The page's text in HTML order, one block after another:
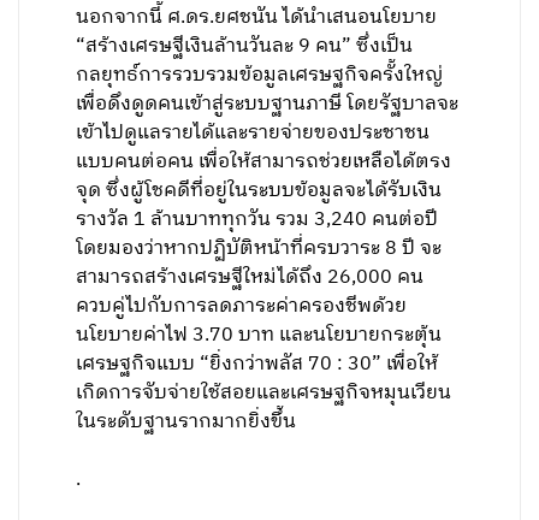
นอกจากนี้ ศ.ดร.ยศชนัน ได้นำเสนอนโยบาย
“สร้างเศรษฐีเงินล้านวันละ 9 คน” ซึ่งเป็น
กลยุทธ์การรวบรวมข้อมูลเศรษฐกิจครั้งใหญ่
เพื่อดึงดูดคนเข้าสู่ระบบฐานภาษี โดยรัฐบาลจะ
เข้าไปดูแลรายได้และรายจ่ายของประชาชน
แบบคนต่อคน เพื่อให้สามารถช่วยเหลือได้ตรง
จุด ซึ่งผู้โชคดีที่อยู่ในระบบข้อมูลจะได้รับเงิน
รางวัล 1 ล้านบาททุกวัน รวม 3,240 คนต่อปี
โดยมองว่าหากปฏิบัติหน้าที่ครบวาระ 8 ปี จะ
สามารถสร้างเศรษฐีใหม่ได้ถึง 26,000 คน
ควบคู่ไปกับการลดภาระค่าครองชีพด้วย
นโยบายค่าไฟ 3.70 บาท และนโยบายกระตุ้น
เศรษฐกิจแบบ “ยิ่งกว่าพลัส 70 : 30” เพื่อให้
เกิดการจับจ่ายใช้สอยและเศรษฐกิจหมุนเวียน
ในระดับฐานรากมากยิ่งขึ้น
.